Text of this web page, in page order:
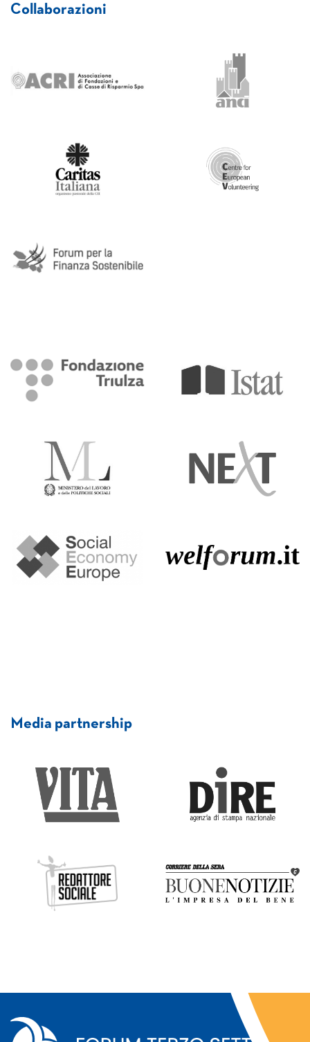
Collaborazioni
Media partnership